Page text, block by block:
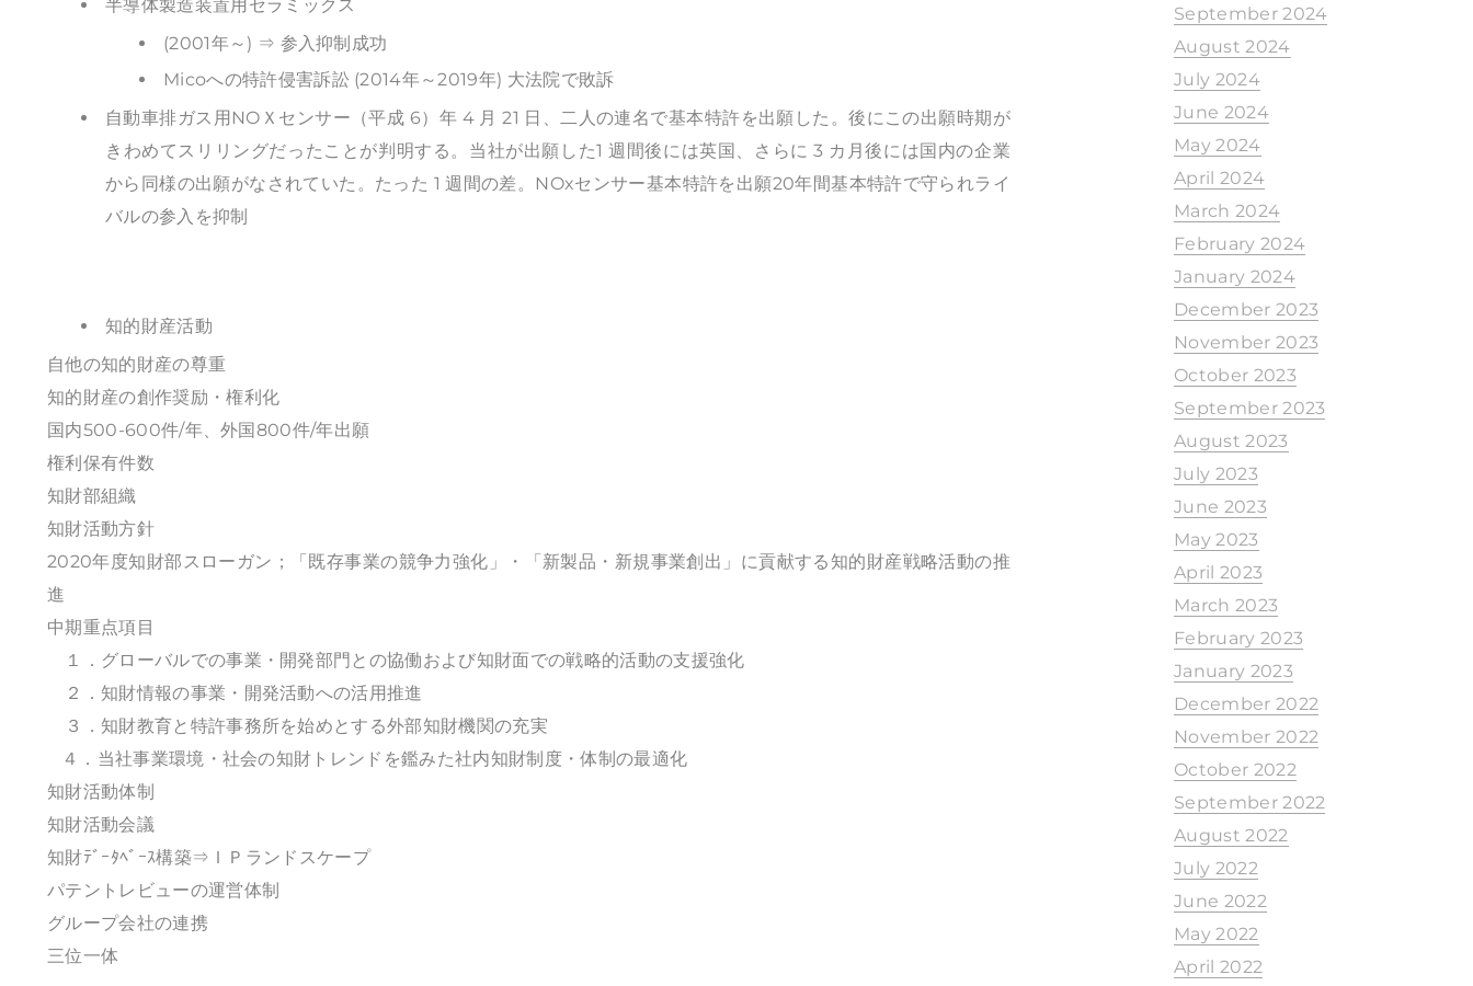
半導体製造装置用セラミックス
(2001年～) ⇒ 参入抑制成功
Micoへの特許侵害訴訟 (2014年～2019年) 大法院で敗訴
自動車排ガス用NOＸセンサー（平成 6）年 4 月 21 日、二人の連名で基本特許を出願した。後にこの出願時期が
きわめてスリリングだったことが判明する。当社が出願した1 週間後には英国、さらに 3 カ月後には国内の企業
から同様の出願がなされていた。たった 1 週間の差。NOxセンサー基本特許を出願20年間基本特許で守られライ
バルの参入を抑制
知的財産活動
自他の知的財産の尊重
知的財産の創作奨励・権利化
国内500-600件/年、外国800件/年出願
権利保有件数
知財部組織
知財活動方針
2020年度知財部スローガン；「既存事業の競争力強化」・「新製品・新規事業創出」に貢献する知的財産戦略活動の推
進
中期重点項目
１．グローバルでの事業・開発部門との協働および知財面での戦略的活動の支援強化
２．知財情報の事業・開発活動への活用推進
３．知財教育と特許事務所を始めとする外部知財機関の充実
４．当社事業環境・社会の知財トレンドを鑑みた社内知財制度・体制の最適化
知財活動体制
知財活動会議
知財ﾃﾞｰﾀﾍﾞｰｽ構築⇒ＩＰランドスケープ
パテントレビューの運営体制
グループ会社の連携
三位一体
September 2024
August 2024
July 2024
June 2024
May 2024
April 2024
March 2024
February 2024
January 2024
December 2023
November 2023
October 2023
September 2023
August 2023
July 2023
June 2023
May 2023
April 2023
March 2023
February 2023
January 2023
December 2022
November 2022
October 2022
September 2022
August 2022
July 2022
June 2022
May 2022
April 2022